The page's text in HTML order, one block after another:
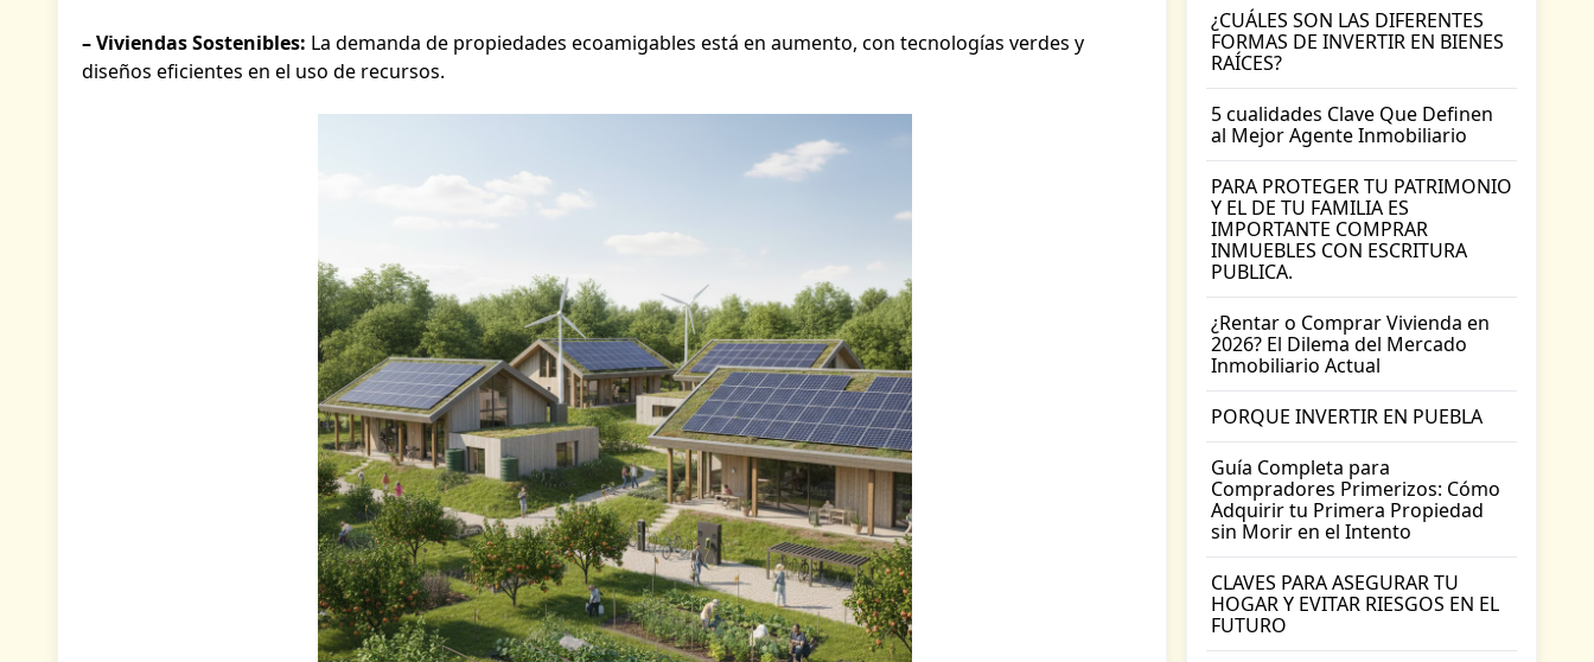
– Viviendas Sostenibles: La demanda de propiedades ecoamigables está en aumento, con tecnologías verdes y
diseños eficientes en el uso de recursos.
¿CUÁLES SON LAS DIFERENTES
FORMAS DE INVERTIR EN BIENES
RAÍCES?
5 cualidades Clave Que Definen
al Mejor Agente Inmobiliario
PARA PROTEGER TU PATRIMONIO
Y EL DE TU FAMILIA ES
IMPORTANTE COMPRAR
INMUEBLES CON ESCRITURA
PUBLICA.
¿Rentar o Comprar Vivienda en
2026? El Dilema del Mercado
Inmobiliario Actual
PORQUE INVERTIR EN PUEBLA
Guía Completa para
Compradores Primerizos: Cómo
Adquirir tu Primera Propiedad
sin Morir en el Intento
CLAVES PARA ASEGURAR TU
HOGAR Y EVITAR RIESGOS EN EL
FUTURO